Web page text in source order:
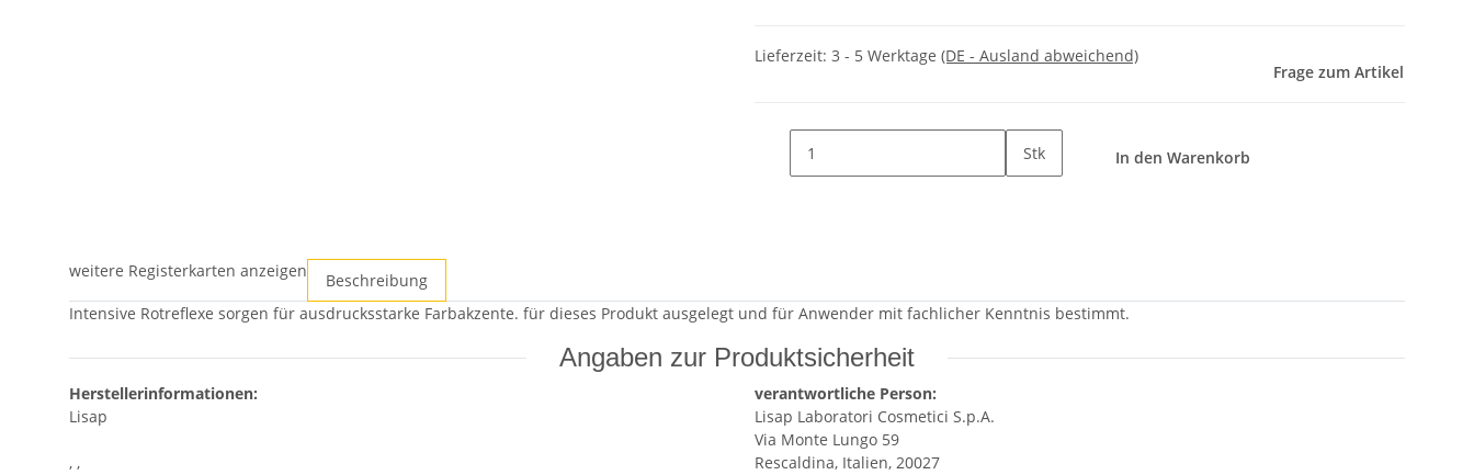
Lieferzeit: 3 - 5 Werktage (DE - Ausland abweichend)
Frage zum Artikel
Stk In den Warenkorb
weitere Registerkarten anzeigen
Beschreibung
Intensive Rotreflexe sorgen für ausdrucksstarke Farbakzente. für dieses Produkt ausgelegt und für Anwender mit fachlicher Kenntnis bestimmt.
Angaben zur Produktsicherheit
Herstellerinformationen:
Lisap
, ,
verantwortliche Person:
Lisap Laboratori Cosmetici S.p.A.
Via Monte Lungo 59
Rescaldina, Italien, 20027